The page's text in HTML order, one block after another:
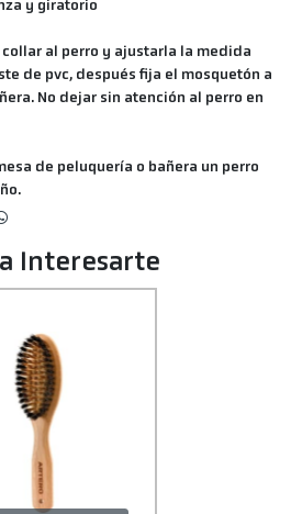
y giratorio
al perro y ajustarla la medida
de pvc, después fija el mosquetón a
No dejar sin atención al perro en
de peluquería o bañera un perro
Interesarte